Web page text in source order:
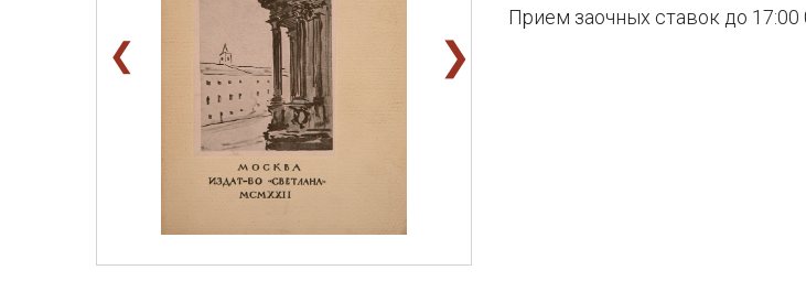
❮ ❯
Прием заочных ставок до 17:00